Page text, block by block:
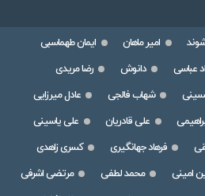
امیر ماهان
ایمان طهماسبی
عباسی دانوش
رضا مریدی
شهاب فالجی
عادل میرزایی
علی قادریان
علی یاسینی
فرهاد جهانگیری
کسری زاهدی
امینی محمد لطفی
مرتضی اشرفی